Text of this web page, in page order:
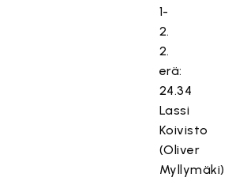
1-
2.
2.
erä:
24.34
Lassi
Koivisto
(Oliver
Myllymäki)